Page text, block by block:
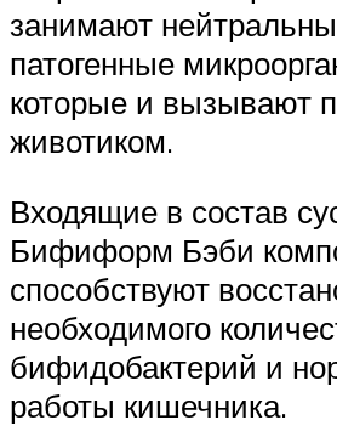
занимают
патогенные
которые и вызывают
животиком.
Входящие в состав
Бифиформ Бэби
способствуют
необходимого
бифидобактерий и
работы кишечника.